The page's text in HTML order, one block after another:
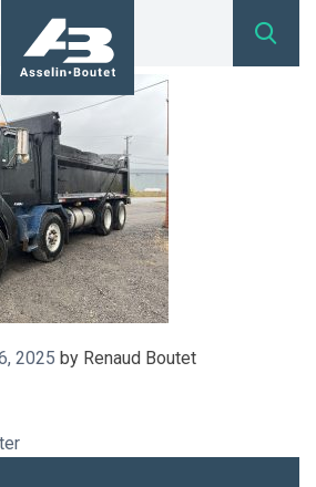
Lots disponibles
Inscription
Nous joindre
418 254-1771
2025 by Renaud Boutet